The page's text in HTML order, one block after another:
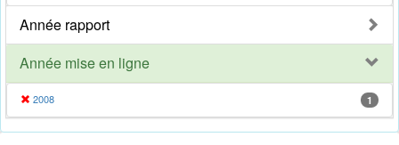
Année rapport
Année mise en ligne
2008 1